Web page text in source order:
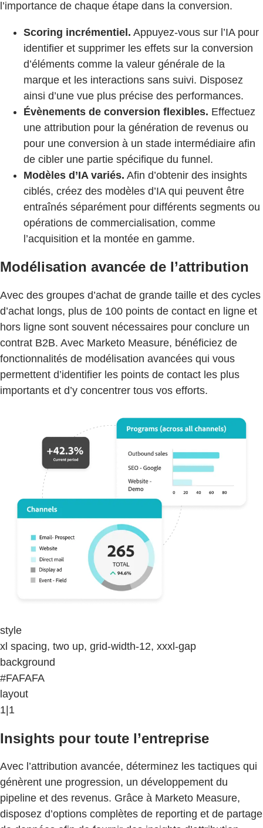
l’importance de chaque étape dans la conversion.
Scoring incrémentiel. Appuyez-vous sur l’IA pour
identifier et supprimer les effets sur la conversion
d’éléments comme la valeur générale de la
marque et les interactions sans suivi. Disposez
ainsi d’une vue plus précise des performances.
Évènements de conversion flexibles. Effectuez
une attribution pour la génération de revenus ou
pour une conversion à un stade intermédiaire afin
de cibler une partie spécifique du funnel.
Modèles d’IA variés. Afin d’obtenir des insights
ciblés, créez des modèles d’IA qui peuvent être
entraînés séparément pour différents segments ou
opérations de commercialisation, comme
l’acquisition et la montée en gamme.
Modélisation avancée de l’attribution
Avec des groupes d’achat de grande taille et des cycles
d’achat longs, plus de 100 points de contact en ligne et
hors ligne sont souvent nécessaires pour conclure un
contrat B2B. Avec Marketo Measure, bénéficiez de
fonctionnalités de modélisation avancées qui vous
permettent d’identifier les points de contact les plus
importants et d’y concentrer tous vos efforts.
style
xl spacing, two up, grid-width-12, xxxl-gap
background
#FAFAFA
layout
1|1
Insights pour toute l’entreprise
Avec l’attribution avancée, déterminez les tactiques qui
génèrent une progression, un développement du
pipeline et des revenus. Grâce à Marketo Measure,
disposez d’options complètes de reporting et de partage